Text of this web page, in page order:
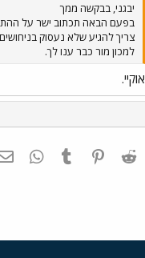
יבגני, בבקשה ממך
בפעם הבאה תכתוב ישר על
צריך להגיע שלא נעסוק
למכון מור כבר ענו לך.
אוקיי.
Twitter
Reddit
Pinterest
Tumblr